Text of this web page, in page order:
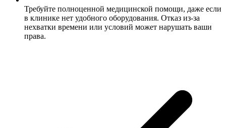
Требуйте полноценной медицинской помощи, даже если
в клинике нет удобного оборудования. Отказ из-за
нехватки времени или условий может нарушать ваши
права.